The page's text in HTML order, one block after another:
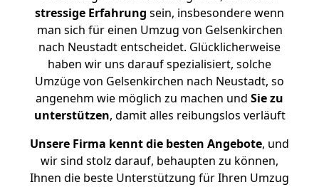
stressige Erfahrung sein, insbesondere wenn
man sich für einen Umzug von Gelsenkirchen
nach Neustadt entscheidet. Glücklicherweise
haben wir uns darauf spezialisiert, solche
Umzüge von Gelsenkirchen nach Neustadt, so
angenehm wie möglich zu machen und Sie zu
unterstützen, damit alles reibungslos verläuft
Unsere Firma kennt die besten Angebote, und
wir sind stolz darauf, behaupten zu können,
Ihnen die beste Unterstützung für Ihren Umzug